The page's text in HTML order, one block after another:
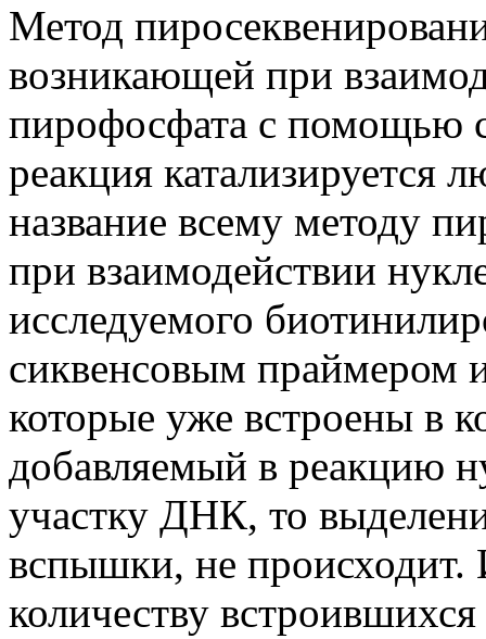
Метод
возникающей при
пирофосфата с помощью
реакция
название всему методу
при взаимодействии
исследуемого
сиквенсовым праймером
которые уже встроены в
добавляемый в реакцию
участку ДНК, то
вспышки, не происходит.
количеству